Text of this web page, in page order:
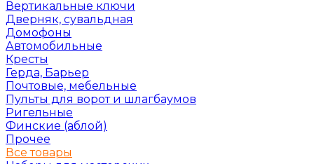
Вертикальные ключи
Дверняк, сувальдная
Домофоны
Автомобильные
Кресты
Герда, Барьер
Почтовые, мебельные
Пульты для ворот и шлагбаумов
Ригельные
Финские (аблой)
Прочее
Все товары